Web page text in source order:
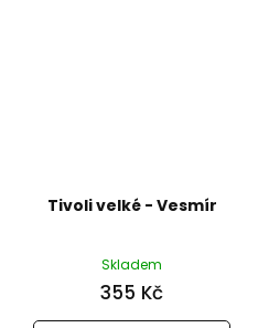
Tivoli velké - Vesmír
Skladem
355 Kč